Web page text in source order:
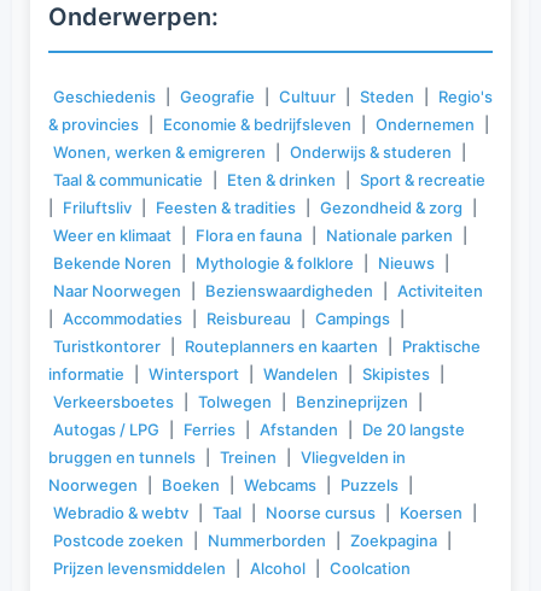
Onderwerpen:
Geschiedenis Geografie Cultuur Steden
Regio's
& provincies
Economie & bedrijfsleven Ondernemen
Wonen, werken & emigreren
Onderwijs & studeren
Taal & communicatie
Eten & drinken
Sport & recreatie
Friluftsliv Feesten & tradities Gezondheid & zorg
Weer en klimaat
Flora en fauna Nationale parken
Bekende Noren
Mythologie & folklore Nieuws
Naar Noorwegen
Bezienswaardigheden
Activiteiten
Accommodaties Reisbureau Campings
Turistkontorer
Routeplanners en kaarten
Praktische
informatie
Wintersport Wandelen Skipistes
Verkeersboetes
Tolwegen Benzineprijzen
Autogas / LPG
Ferries Afstanden
De 20 langste
bruggen en tunnels
Treinen
Vliegvelden in
Noorwegen
Boeken Webcams Puzzels
Webradio & webtv
Taal Noorse cursus Koersen
Postcode zoeken
Nummerborden Zoekpagina
Prijzen levensmiddelen
Alcohol Coolcation